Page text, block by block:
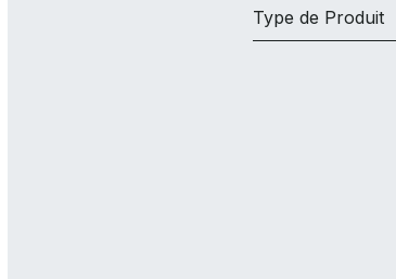
Type de Produit